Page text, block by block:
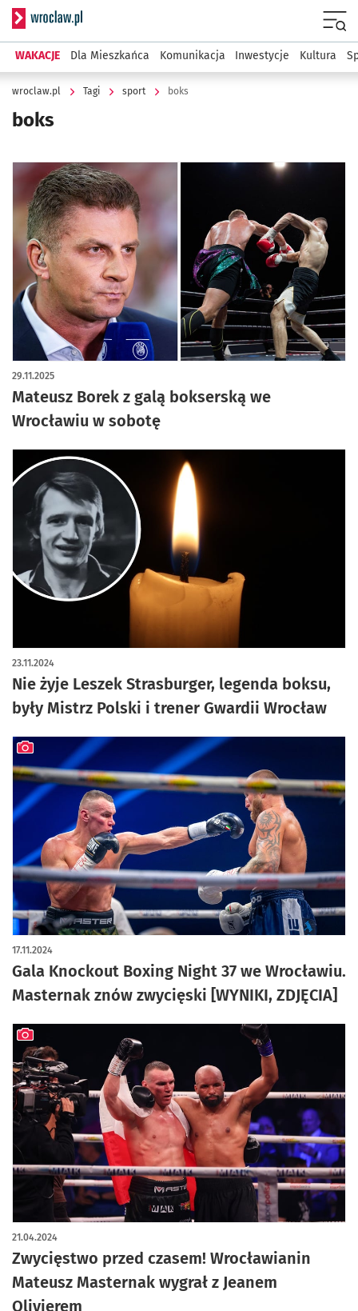
Serwis informacyjny wroclaw.pl
WAKACJE Dla Mieszkańca Komunikacja Inwestycje Kultura
wroclaw.pl Tagi sport boks
boks
Mateusz Borek z galą bokserską we
Wrocławiu w sobotę
29.11.2025
Nie żyje Leszek Strasburger, legenda boksu,
były Mistrz Polski i trener Gwardii Wrocław
23.11.2024
Gala Knockout Boxing Night 37 we Wrocławiu.
Masternak znów zwycięski [WYNIKI, ZDJĘCIA]
17.11.2024
artykuł z galerią zdjęć
Zwycięstwo przed czasem! Wrocławianin
Mateusz Masternak wygrał z Jeanem
Olivierem
21.04.2024
artykuł z galerią zdjęć